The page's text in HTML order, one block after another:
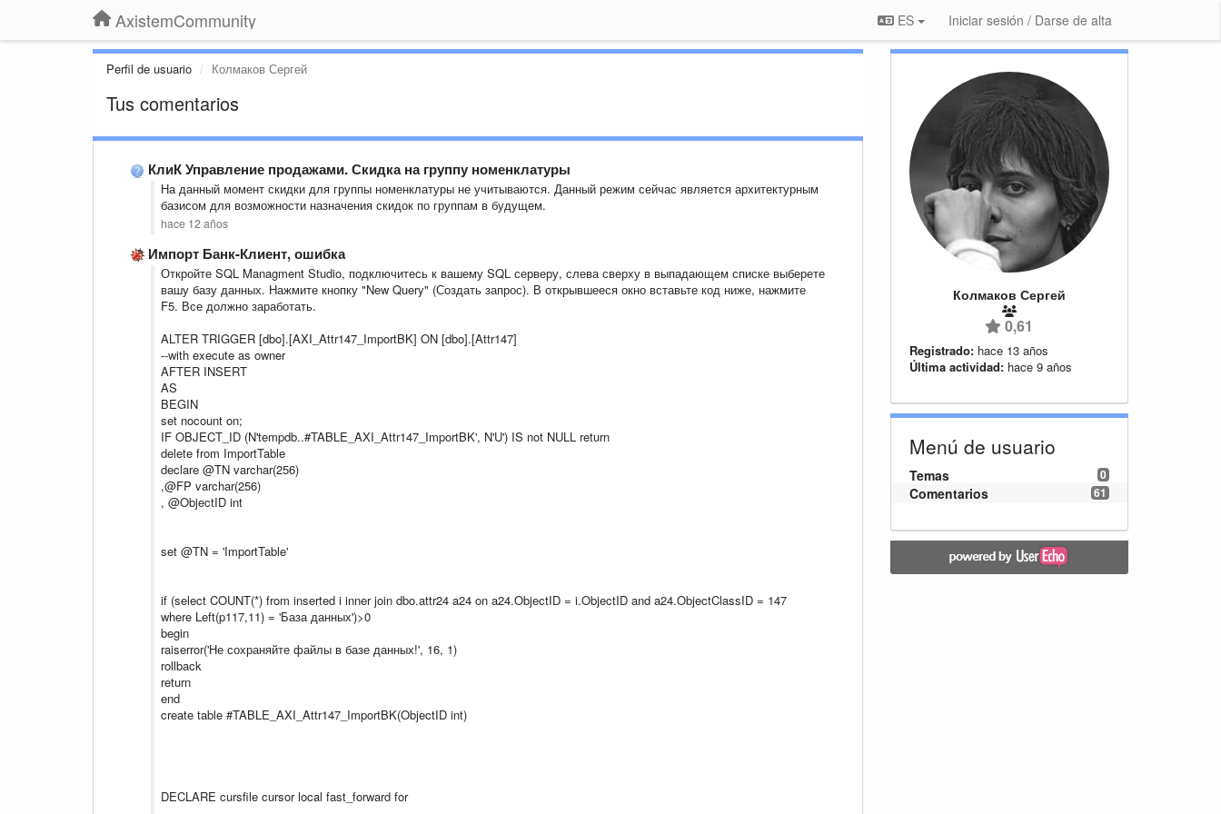
AxistemCommunity ES Iniciar sesión / Darse de alta
Perfil de usuario Колмаков Сергей
Tus comentarios
КлиК Управление продажами. Скидка на группу номенклатуры
На данный момент скидки для группы номенклатуры не учитываются. Данный режим сейчас является архитектурным
базисом для возможности назначения скидок по группам в будущем.
hace 12 años
Импорт Банк-Клиент, ошибка
Откройте SQL Managment Studio, подключитесь к вашему SQL серверу, слева сверху в выпадающем списке выберете
вашу базу данных. Нажмите кнопку "New Query" (Создать запрос). В открывшееся окно вставьте код ниже, нажмите
F5. Все должно заработать.
ALTER TRIGGER [dbo].[AXI_Attr147_ImportBK] ON [dbo].[Attr147]
--with execute as owner
AFTER INSERT
AS
BEGIN
set nocount on;
IF OBJECT_ID (N'tempdb..#TABLE_AXI_Attr147_ImportBK', N'U') IS not NULL return
delete from ImportTable
declare @TN varchar(256)
,@FP varchar(256)
, @ObjectID int
set @TN = 'ImportTable'
if (select COUNT(*) from inserted i inner join dbo.attr24 a24 on a24.ObjectID = i.ObjectID and a24.ObjectClassID = 147
where Left(p117,11) = 'База данных')>0
begin
raiserror('Не сохраняйте файлы в базе данных!', 16, 1)
rollback
return
end
create table #TABLE_AXI_Attr147_ImportBK(ObjectID int)
DECLARE cursfile cursor local fast_forward for
Колмаков Сергей
0,61
Registrado: hace 13 años
Última actividad: hace 9 años
Menú de usuario
0
Temas
61
Comentarios